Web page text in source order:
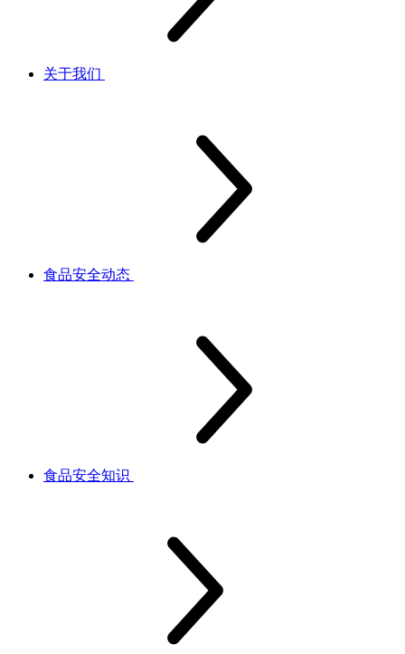
关于我们
食品安全动态
食品安全知识